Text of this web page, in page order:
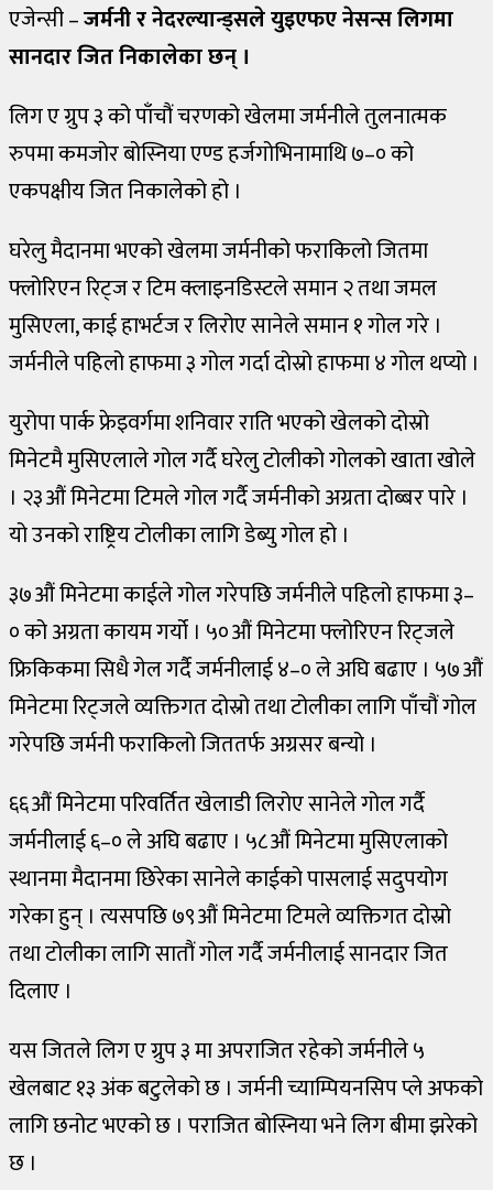
सुरक्षा
कला/
/
संस्कृति
भिडियो
प्रोफाइल
विचार/
विश्व
एजेन्सी –जर्मनी र नेदरल्यान्ड्सले युइएफए नेसन्स लिगमा
सानदार जित निकालेका छन् ।
लिग ए ग्रुप ३ को पाँचौं चरणको खेलमा जर्मनीले तुलनात्मक
रुपमा कमजोर बोस्निया एण्ड हर्जगोभिनामाथि ७–० को
एकपक्षीय जित निकालेको हो ।
घरेलु मैदानमा भएको खेलमा जर्मनीको फराकिलो जितमा
फ्लोरिएन रिट्ज र टिम क्लाइनडिस्टले समान २ तथा जमल
मुसिएला, काई हाभर्टज र लिरोए सानेले समान १ गोल गरे ।
जर्मनीले पहिलो हाफमा ३ गोल गर्दा दोस्रो हाफमा ४ गोल थप्यो ।
युरोपा पार्क फ्रेइवर्गमा शनिवार राति भएको खेलको दोस्रो
मिनेटमै मुसिएलाले गोल गर्दै घरेलु टोलीको गोलको खाता खोले
। २३औं मिनेटमा टिमले गोल गर्दै जर्मनीको अग्रता दोब्बर पारे ।
यो उनको राष्ट्रिय टोलीका लागि डेब्यु गोल हो ।
३७औं मिनेटमा काईले गोल गरेपछि जर्मनीले पहिलो हाफमा ३–
० को अग्रता कायम गर्यो । ५०औं मिनेटमा फ्लोरिएन रिट्जले
फ्रिकिकमा सिधै गेल गर्दै जर्मनीलाई ४–० ले अघि बढाए । ५७औं
मिनेटमा रिट्जले व्यक्तिगत दोस्रो तथा टोलीका लागि पाँचौं गोल
गरेपछि जर्मनी फराकिलो जिततर्फ अग्रसर बन्यो ।
६६औं मिनेटमा परिवर्तित खेलाडी लिरोए सानेले गोल गर्दै
जर्मनीलाई ६–० ले अघि बढाए । ५८औं मिनेटमा मुसिएलाको
स्थानमा मैदानमा छिरेका सानेले काईको पासलाई सदुपयोग
गरेका हुन् । त्यसपछि ७९औं मिनेटमा टिमले व्यक्तिगत दोस्रो
तथा टोलीका लागि सातौं गोल गर्दै जर्मनीलाई सानदार जित
दिलाए ।
यस जितले लिग ए ग्रुप ३ मा अपराजित रहेको जर्मनीले ५
खेलबाट १३ अंक बटुलेको छ । जर्मनी च्याम्पियनसिप प्ले अफको
लागि छनोट भएको छ । पराजित बोस्निया भने लिग बीमा झरेको
छ ।